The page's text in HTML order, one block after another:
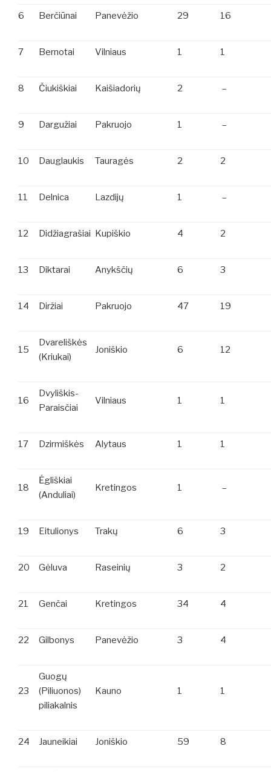
6 Berčiūnai Panevėžio 29 16
7 Bernotai Vilniaus 1 1
8 Čiukiškiai Kaišiadorių 2 –
9 Dargužiai Pakruojo 1 –
10 Dauglaukis Tauragės 2 2
11 Delnica Lazdijų 1 –
12 Didžiagrašiai Kupiškio 4 2
13 Diktarai Anykščių 6 3
14 Diržiai Pakruojo 47 19
15
Dvareliškės
(Kriukai)
Joniškio 6 12
16
Dvyliškis-
Paraisčiai
Vilniaus 1 1
17 Dzirmiškės Alytaus 1 1
18
Ėgliškiai
(Anduliai)
Kretingos 1 –
19 Eitulionys Trakų 6 3
20 Gėluva Raseinių 3 2
21 Genčai Kretingos 34 4
22 Gilbonys Panevėžio 3 4
23
Guogų
(Piliuonos)
piliakalnis
Kauno 1 1
24 Jauneikiai Joniškio 59 8